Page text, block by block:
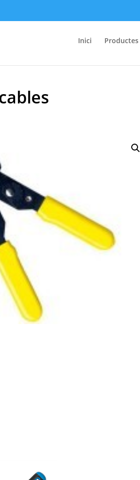
Inici Productes